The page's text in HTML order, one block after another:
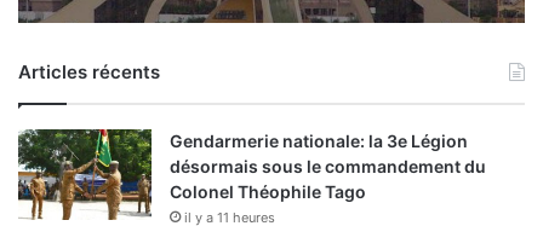
Articles récents
Gendarmerie nationale: la 3e Légion
désormais sous le commandement du
Colonel Théophile Tago
il y a 11 heures